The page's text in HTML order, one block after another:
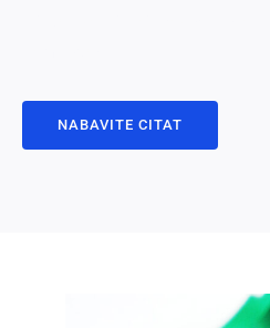
NABAVITE CITAT